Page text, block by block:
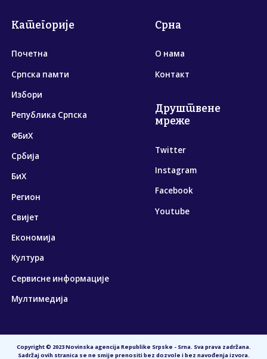
Категорије
Почетна
Српска памти
Избори
Република Српска
ФБиХ
Србија
БиХ
Регион
Свијет
Економија
Култура
Сервисне информације
Мултимедија
Срна
О нама
Контакт
Друштвене
мреже
Twitter
Instagram
Facebook
Youtube
Copyright © 2023 Novinska agencija Republike Srpske - Srna. Sva prava zadržana.
Sadržaj ovih stranica se ne smije prenositi bez dozvole i bez navođenja izvora.